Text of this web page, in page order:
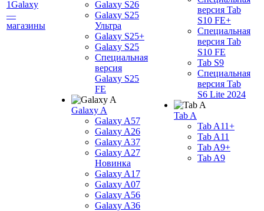
1Galaxy
—
магазины
Galaxy S26
Galaxy S25
Ультра
Galaxy S25+
Galaxy S25
Специальная
версия
Galaxy S25
FE
Galaxy A
Galaxy A57
Galaxy A26
Galaxy A37
Galaxy A27
Новинка
Galaxy A17
Galaxy A07
Galaxy A56
Galaxy A36
версия Tab
S10 FE+
Специальная
версия Tab
S10 FE
Tab S9
Специальная
версия Tab
S6 Lite 2024
Tab A
Tab A11+
Tab A11
Tab A9+
Tab A9